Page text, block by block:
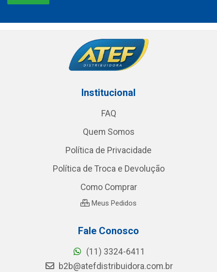
Institucional
FAQ
Quem Somos
Política de Privacidade
Política de Troca e Devolução
Como Comprar
Meus Pedidos
Fale Conosco
(11) 3324-6411
b2b@atefdistribuidora.com.br